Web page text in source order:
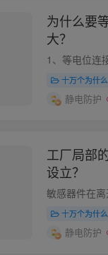
为什么要
大？
十万个为什么
静电防护
工厂局部
设立？
十万个为什么
静电防护